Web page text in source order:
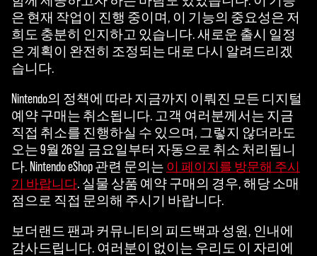
은 현재 작업이 진행 중이며, 이 기능의 중요성은 저
희도 충분히 인지하고 있습니다. 새로운 출시 일정
은 계획이 완전히 조정되는 대로 다시 알려드리겠
습니다.
Nintendo의 정책에 따라 지금까지 이뤄진 모든 디지털
예약 구매는 취소됩니다. 고객 여러분께서는 지금
직접 취소를 진행하실 수 있으며, 그렇지 않더라도
오는 9월 26일 금요일부터 자동으로 취소 처리됩니
다. Nintendo eShop 관련 문의는 이 페이지를 방문해 주시
기 바랍니다. 실물 상품 예약 구매의 경우, 해당 소매
점으로 직접 문의해 주시기 바랍니다.
보더랜드 팬과 커뮤니티의 피드백과 성원, 인내에
감사드립니다. 여러분이 없이는 우리도 이 자리에